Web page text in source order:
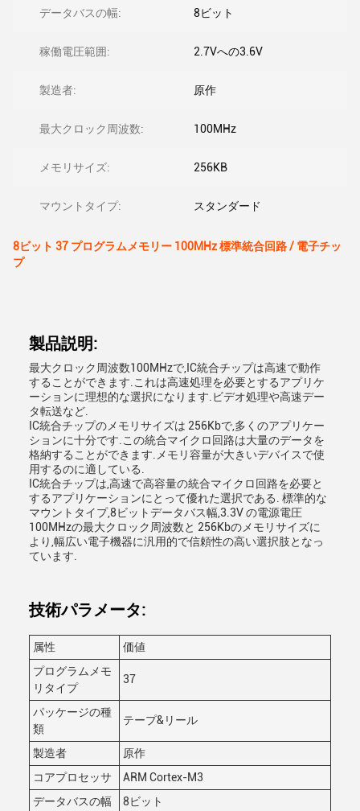
データバスの幅: 8ビット
稼働電圧範囲: 2.7Vへの3.6V
製造者: 原作
最大クロック周波数: 100MHz
メモリサイズ: 256KB
マウントタイプ: スタンダード
8ビット 37 プログラムメモリー 100MHz 標準統合回路 / 電子チッ
プ
製品説明:
最大クロック周波数100MHzで,IC統合チップは高速で動作
することができます.これは高速処理を必要とするアプリケ
ーションに理想的な選択になります.ビデオ処理や高速デー
タ転送など.
IC統合チップのメモリサイズは 256Kbで,多くのアプリケー
ションに十分です.この統合マイクロ回路は大量のデータを
格納することができます.メモリ容量が大きいデバイスで使
用するのに適している.
IC統合チップは,高速で高容量の統合マイクロ回路を必要と
するアプリケーションにとって優れた選択である. 標準的な
マウントタイプ,8ビットデータバス幅,3.3V の電源電圧
100MHzの最大クロック周波数と 256Kbのメモリサイズに
より,幅広い電子機器に汎用的で信頼性の高い選択肢となっ
ています.
技術パラメータ:
属性
価値
プログラムメモ
リタイプ
37
パッケージの種
類
テープ&リール
製造者
原作
コアプロセッサ
ARM Cortex-M3
データバスの幅
8ビット